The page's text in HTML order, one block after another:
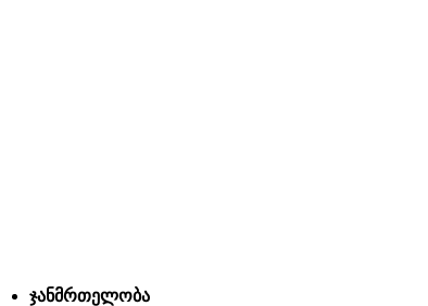
ჯანმრთელობა